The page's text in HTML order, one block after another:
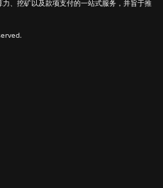
、挖矿以及款项支付的一站式服务，并旨于推